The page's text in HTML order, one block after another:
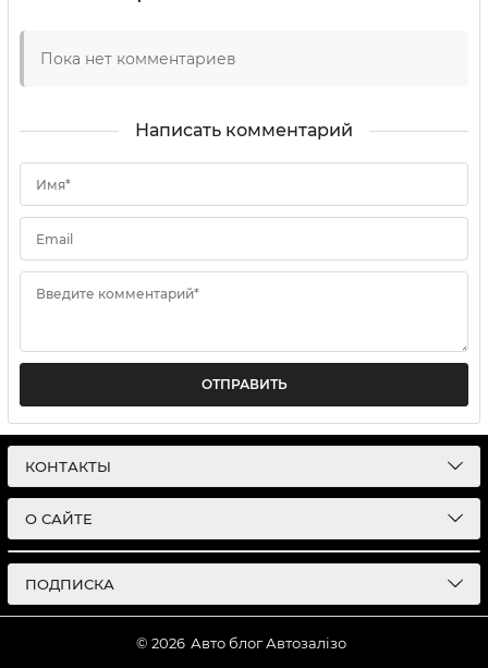
Пока нет комментариев
Написать комментарий
Имя*
Email
Введите комментарий*
ОТПРАВИТЬ
КОНТАКТЫ
О САЙТЕ
ПОДПИСКА
© 2026 Авто блог Автозалізо